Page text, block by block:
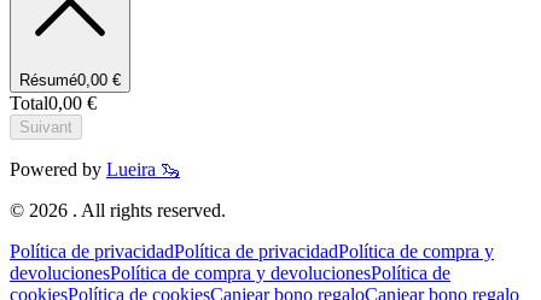
Résumé0,00 €
Total0,00 €
Suivant
Powered by Lueira 🦦
© 2026 . All rights reserved.
Política de privacidadPolítica de privacidadPolítica de compra y
devolucionesPolítica de compra y devolucionesPolítica de
cookiesPolítica de cookiesCanjear bono regaloCanjear bono regalo